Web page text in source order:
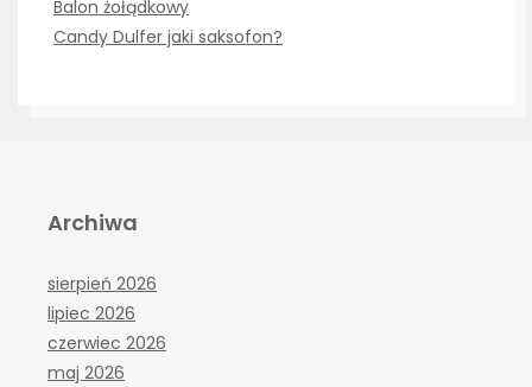
Balon żołądkowy
Candy Dulfer jaki saksofon?
Archiwa
sierpień 2026
lipiec 2026
czerwiec 2026
maj 2026